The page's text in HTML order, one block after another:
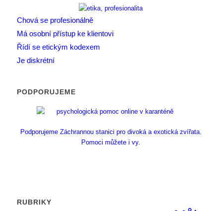
Chová se profesionálně
Má osobní přístup ke klientovi
Řídí se etickým kodexem
Je diskrétní
PODPORUJEME
Podporujeme Záchrannou stanici pro divoká a exotická zvířata.
Pomoci můžete i vy.
RUBRIKY